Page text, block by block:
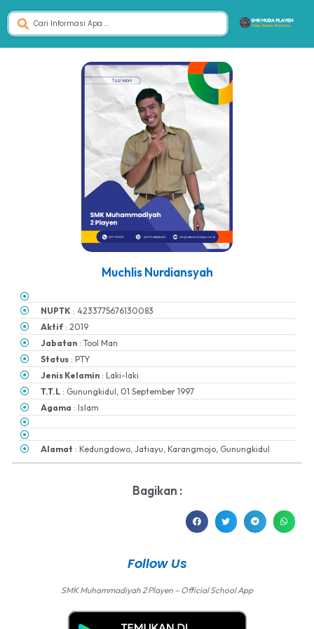
Muchlis Nurdiansyah
NUPTK : 4233775676130083
Aktif : 2019
Jabatan : Tool Man
Status : PTY
Jenis Kelamin : Laki-laki
T.T.L : Gunungkidul, 01 September 1997
Agama : Islam
Alamat : Kedungdowo, Jatiayu, Karangmojo, Gunungkidul
Bagikan :
Follow Us
SMK Muhammadiyah 2 Playen – Official School App